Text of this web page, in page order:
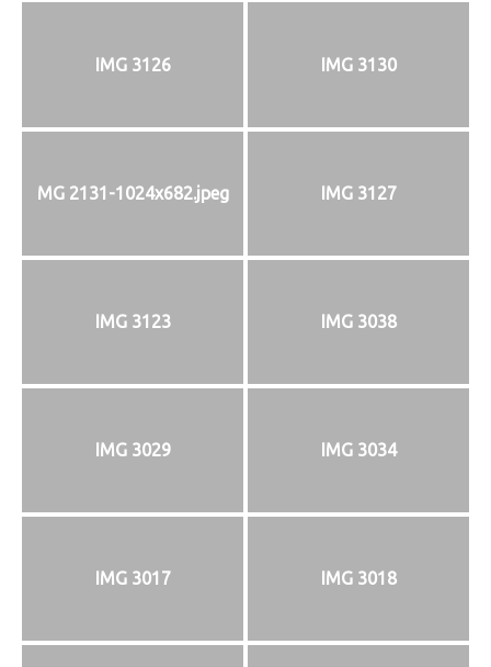
IMG 3126 IMG 3130
MG 2131-1024x682.jpeg IMG 3127
IMG 3123 IMG 3038
IMG 3029 IMG 3034
IMG 3017 IMG 3018